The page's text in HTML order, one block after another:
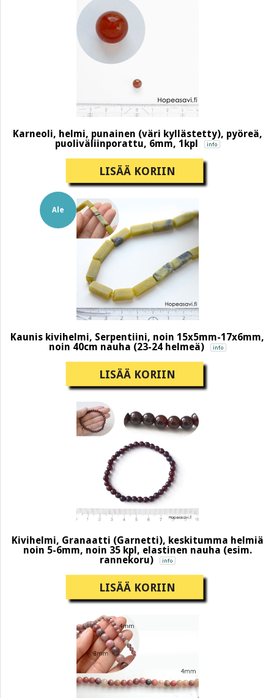
Karneoli, helmi, punainen (väri kyllästetty), pyöreä,
puoliväliinporattu, 6mm, 1kpl
LISÄÄ KORIIN
Kaunis kivihelmi, Serpentiini, noin 15x5mm-17x6mm,
noin 40cm nauha (23-24 helmeä)
Ale
LISÄÄ KORIIN
Kivihelmi, Granaatti (Garnetti), keskitumma helmiä
noin 5-6mm, noin 35 kpl, elastinen nauha (esim.
rannekoru)
LISÄÄ KORIIN